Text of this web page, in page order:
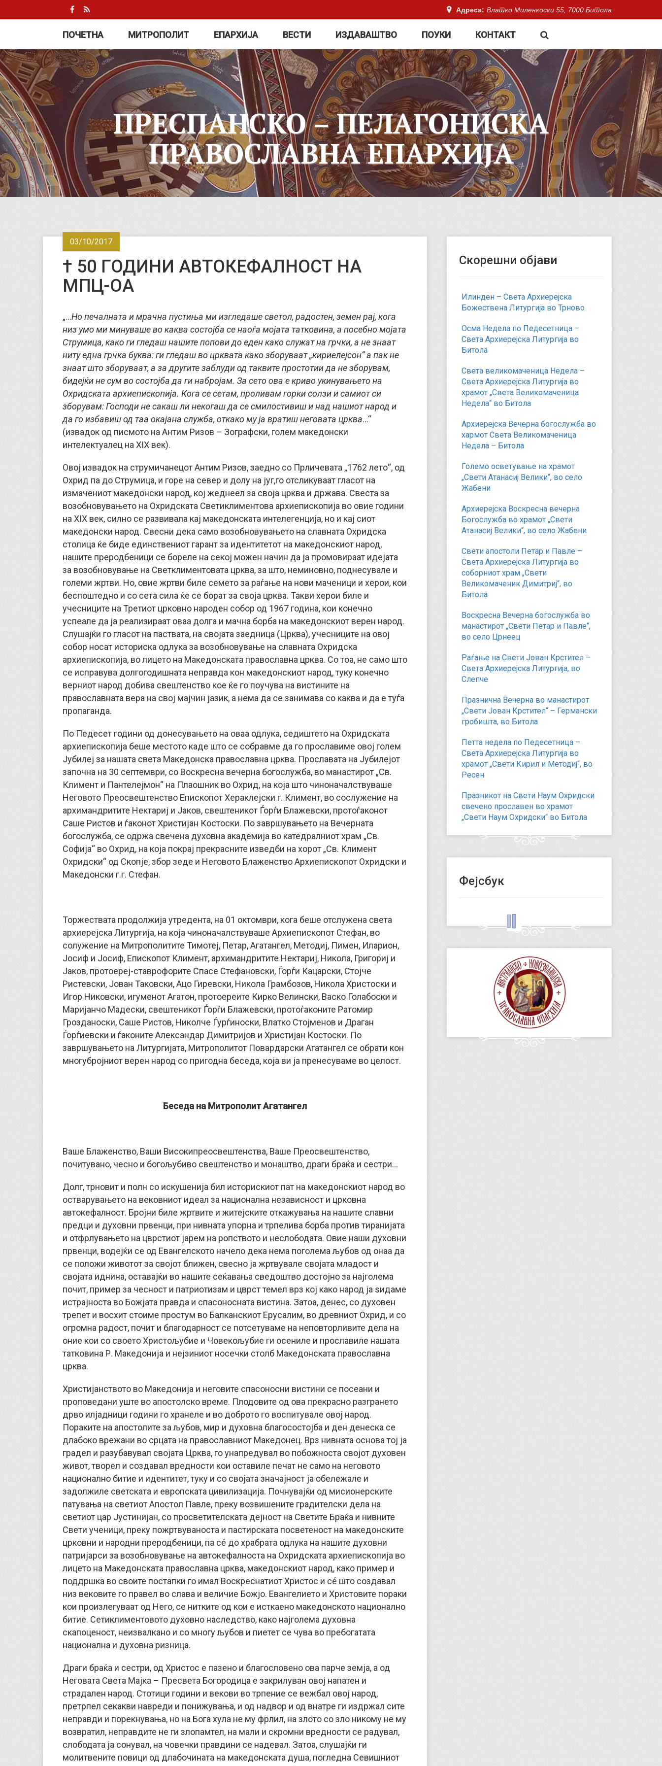
Адреса: Влатко Миленкоски 55, 7000 Битола
ПОЧЕТНА МИТРОПОЛИТ ЕПАРХИЈА ВЕСТИ ИЗДАВАШТВО ПОУКИ КОНТАКТ
ПРЕСПАНСКО – ПЕЛАГОНИСКА
ПРАВОСЛАВНА ЕПАРХИЈА
03/10/2017
† 50 ГОДИНИ АВТОКЕФАЛНОСТ НА
МПЦ-ОА
„…Но печалната и мрачна пустиња ми изгледаше светол, радостен, земен рај, кога
низ умо ми минуваше во каква состојба се наоѓа мојата татковина, а посебно мојата
Струмица, како ги гледаш нашите попови до еден како служат на грчки, а не знаат
ниту една грчка буква: ги гледаш во црквата како зборуваат „кириелејсон“ а пак не
знаат што зборуваат, а за другите заблуди од таквите простотии да не зборувам,
бидејќи не сум во состојба да ги набројам. За сето ова е криво укинувањето на
Охридската архиепископија. Кога се сетам, проливам горки солзи и самиот си
зборувам: Господи не сакаш ли некогаш да се смилостивиш и над нашиот народ и
да го избавиш од таа окајана служба, откако му ја вратиш неговата црква…“
(извадок од писмото на Антим Ризов – Зографски, голем македонски
интелектуалец на XIX век).
Овој извадок на струмичанецот Антим Ризов, заедно со Прличевата „1762 лето“, од
Охрид па до Струмица, и горе на север и долу на југ,го отсликуваат гласот на
измачениот македонски народ, кој жеднеел за своја црква и држава. Свеста за
возобновувањето на Охридската Светиклиментова архиепископија во овие години
на XIX век, силно се развивала кај македонската интелегенција, но и кај сиот
македонски народ. Свесни дека само возобновувањето на славната Охридска
столица ќе биде единствениот гарант за идентитетот на македонскиот народ,
нашите преродбеници се бореле на секој можен начин да ја промовираат идејата
за возобновување на Светклиментовата црква, за што, неминовно, поднесувале и
големи жртви. Но, овие жртви биле семето за раѓање на нови маченици и херои, кои
беспоштедно и со сета сила ќе се борат за своја црква. Такви херои биле и
учесниците на Третиот црковно народен собор од 1967 година, кои конечно
успеале да ја реализираат оваа долга и мачна борба на македонскиот верен народ.
Слушајќи го гласот на паствата, на својата заедница (Црква), учесниците на овој
собор носат историска одлука за возобновување на славната Охридска
архиепископија, во лицето на Македонската православна црква. Со тоа, не само што
се исправува долгогодишната неправда кон македонскиот народ, туку конечно
верниот народ добива свештенство кое ќе го поучува на вистините на
православната вера на свој мајчин јазик, а нема да се занимава со каква и да е туѓа
пропаганда.
По Педесет години од донесувањето на оваа одлука, седиштето на Охридската
архиепископија беше местото каде што се собравме да го прославиме овој голем
Јубилеј за нашата света Македонска православна црква. Прославата на Јубилејот
започна на 30 септември, со Воскресна вечерна богослужба, во манастирот „Св.
Климент и Пантелејмон“ на Плаошник во Охрид, на која што чиноначалствуваше
Неговото Преосвештенство Епископот Хераклејски г. Климент, во сослужение на
архимандритите Нектариј и Јаков, свештеникот Ѓорѓи Блажевски, протоѓаконот
Саше Ристов и ѓаконот Христијан Костоски. По завршувањето на Вечерната
богослужба, се одржа свечена духовна академија во катедралниот храм „Св.
Софија“ во Охрид, на која покрај прекрасните изведби на хорот „Св. Климент
Охридски“ од Скопје, збор зеде и Неговото Блаженство Архиепископот Охридски и
Македонски г.г. Стефан.
Торжествата продолжија утредента, на 01 октомври, кога беше отслужена света
архиерејска Литургија, на која чиноначалствуваше Архиепископот Стефан, во
солужение на Митрополитите Тимотеј, Петар, Агатангел, Методиј, Пимен, Иларион,
Јосиф и Јосиф, Епископот Климент, архимандритите Нектариј, Никола, Григориј и
Јаков, протоереј-ставрофорите Спасе Стефановски, Ѓорѓи Кацарски, Стојче
Ристевски, Јован Таковски, Ацо Гиревски, Никола Грамбозов, Никола Христоски и
Игор Никовски, игуменот Агатон, протоереите Кирко Велински, Васко Голабоски и
Маријанчо Мадески, свештеникот Ѓорѓи Блажевски, протоѓаконите Ратомир
Грозданоски, Саше Ристов, Николче Ѓурѓиноски, Влатко Стојменов и Драган
Ѓорѓиевски и ѓаконите Александар Димитријов и Христијан Костоски. По
завршувањето на Литургијата, Митрополитот Повардарски Агатангел се обрати кон
многубројниот верен народ со пригодна беседа, која ви ја пренесуваме во целост.
Беседа на Митрополит Агатангел
Ваше Блаженство, Ваши Високипреосвештенства, Ваше Преосвештенство,
почитувано, чесно и богољубиво свештенство и монаштво, драги браќа и сестри…
Долг, трновит и полн со искушенија бил историскиот пат на македонскиот народ во
остварувањето на вековниот идеал за национална независност и црковна
автокефалност. Бројни биле жртвите и житејските откажувања на нашите славни
предци и духовни првенци, при нивната упорна и трпелива борба против тиранијата
и отфрлувањето на цврстиот јарем на ропството и неслободата. Овие наши духовни
првенци, водејќи се од Евангелското начело дека нема поголема љубов од онаа да
се положи животот за својот ближен, свесно ја жртвувале својата младост и
својата иднина, оставајќи во нашите сеќавања сведоштво достојно за најголема
почит, пример за чесност и патриотизам и цврст темел врз кој како народ ја ѕидаме
истрајноста во Божјата правда и спасоносната вистина. Затоа, денес, со духовен
трепет и восхит стоиме простум во Балканскиот Ерусалим, во древниот Охрид, и со
огромна радост, почит и благодарност се потсетуваме на неповторливите дела на
оние кои со своето Христољубие и Човекољубие ги осениле и прославиле нашата
татковина Р. Македонија и нејзиниот носечки столб Македонската православна
црква.
Христијанството во Македонија и неговите спасоносни вистини се посеани и
проповедани уште во апостолско време. Плодовите од ова прекрасно разгрането
дрво илјадници години го хранеле и во доброто го воспитувале овој народ.
Пораките на апостолите за љубов, мир и духовна благосостојба и ден денеска се
длабоко врежани во срцата на православниот Македонец. Врз нивната основа тој ја
градел и разубавувал својата Црква, го унапредувал во побожноста својот духовен
живот, творел и создавал вредности кои оставиле печат не само на неговото
национално битие и идентитет, туку и со својата значајност ја обележале и
задолжиле светската и европската цивилизација. Почнувајќи од мисионерските
патувања на светиот Апостол Павле, преку возвишените градителски дела на
светиот цар Јустинијан, со просветителската дејност на Светите Браќа и нивните
Свети ученици, преку пожртвуваноста и пастирската посветеност на македонските
црковни и народни преродбеници, па сé до храбрата одлука на нашите духовни
патријарси за возобновување на автокефалноста на Охридската архиепископија во
лицето на Македонската православна црква, македонскиот народ, како пример и
поддршка во своите постапки го имал Воскреснатиот Христос и сé што создавал
низ вековите го правел во слава и величие Божјо. Евангелието и Христовите пораки
кои произлегуваат од Него, се нитките од кои е исткаено македонското национално
битие. Сетиклиментовото духовно наследство, како најголема духовна
скапоценост, неизвалкано и со многу љубов и пиетет се чува во пребогатата
национална и духовна ризница.
Драги браќа и сестри, од Христос е пазено и благословено ова парче земја, а од
Неговата Света Мајка – Пресвета Богородица е закрилуван овој напатен и
страдален народ. Стотици години и векови во трпение се вежбал овој народ,
претрпел секакви навреди и понижувања, и од надвор и од внатре ги издржал сите
неправди и порекнувања, но на Бога хула не му фрлил, на злото со зло никому не му
возвратил, неправдите не ги злопамтел, на мали и скромни вредности се радувал,
слободата ја сонувал, на човечки правдини се надевал. Затоа, слушајќи ги
молитвените повици од длабочината на македонската душа, погледна Севишниот
Скорешни објави
Илинден – Света Архиерејска
Божествена Литургија во Трново
Осма Недела по Педесетница –
Света Архиерејска Литургија во
Битола
Света великомаченица Недела –
Света Архиерејска Литургија во
храмот „Света Великомаченица
Недела“ во Битола
Архиерејска Вечерна богослужба во
хармот Света Великомаченица
Недела – Битола
Големо осветување на храмот
„Свети Атанасиј Велики“, во село
Жабени
Архиерејска Воскресна вечерна
Богослужба во храмот „Свети
Атанасиј Велики“, во село Жабени
Свети апостоли Петар и Павле –
Света Архиерејска Литургија во
соборниот храм „Свети
Великомаченик Димитриј“, во
Битола
Воскресна Вечерна богослужба во
манастирот „Свети Петар и Павле“,
во село Црнеец
Раѓање на Свети Јован Крстител –
Света Архиерејска Литургија, во
Слепче
Празнична Вечерна во манастирот
„Свети Јован Крстител“ – Германски
гробишта, во Битола
Петта недела по Педесетница –
Света Архиерејска Литургија во
храмот „Свети Кирил и Методиј“, во
Ресен
Празникот на Свети Наум Охридски
свечено прославен во храмот
„Свети Наум Охридски“ во Битола
Фејсбук